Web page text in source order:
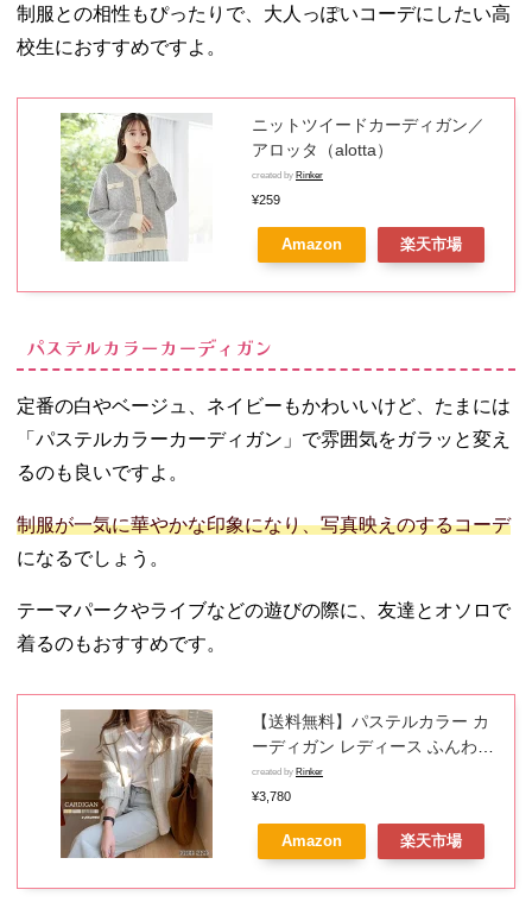
制服との相性もぴったりで、大人っぽいコーデにしたい高
校生におすすめですよ。
ニットツイードカーディガン／
アロッタ（alotta）
created by Rinker
¥259
Amazon 楽天市場
パステルカラーカーディガン
定番の白やベージュ、ネイビーもかわいいけど、たまには
「パステルカラーカーディガン」で雰囲気をガラッと変え
るのも良いですよ。
制服が一気に華やかな印象になり、写真映えのするコーデ
になるでしょう。
テーマパークやライブなどの遊びの際に、友達とオソロで
着るのもおすすめです。
【送料無料】パステルカラー カ
ーディガン レディース ふんわり
ショート丈 秋 冬 春 綿 ウール 羽
織 ボタン 長袖 なめらか ニット
セーター プルオーバー イエロー
ホワイト グリーン ラベンダー
created by Rinker
¥3,780
Amazon 楽天市場